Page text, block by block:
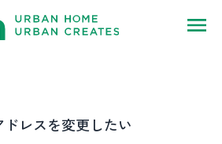
FAQ
レスを変更したい